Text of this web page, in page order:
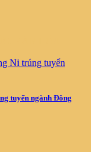
tuyển ngành Đông